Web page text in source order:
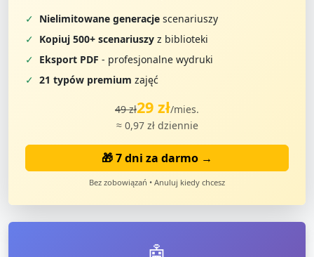
✓ Nielimitowane generacje scenariuszy
✓ Kopiuj 500+ scenariuszy z biblioteki
✓ Eksport PDF - profesjonalne wydruki
✓ 21 typów premium zajęć
49 zł29 zł/mies.
≈ 0,97 zł dziennie
🎁 7 dni za darmo →
Bez zobowiązań • Anuluj kiedy chcesz